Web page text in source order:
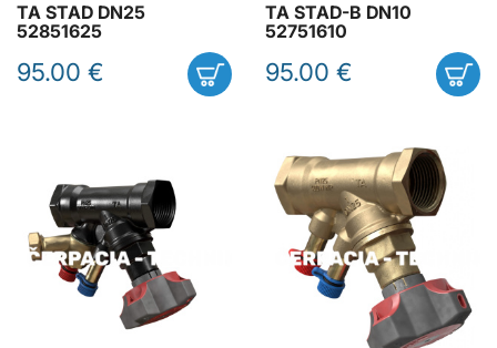
TA STAD DN25
52851625
95.00 €
TA STAD-B DN10
52751610
95.00 €